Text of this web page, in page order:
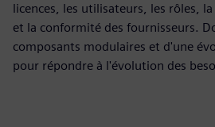
licences, les utilisateurs, les rôles,
et la conformité des fournisseurs.
composants modulaires et d'une
pour répondre à l'évolution des